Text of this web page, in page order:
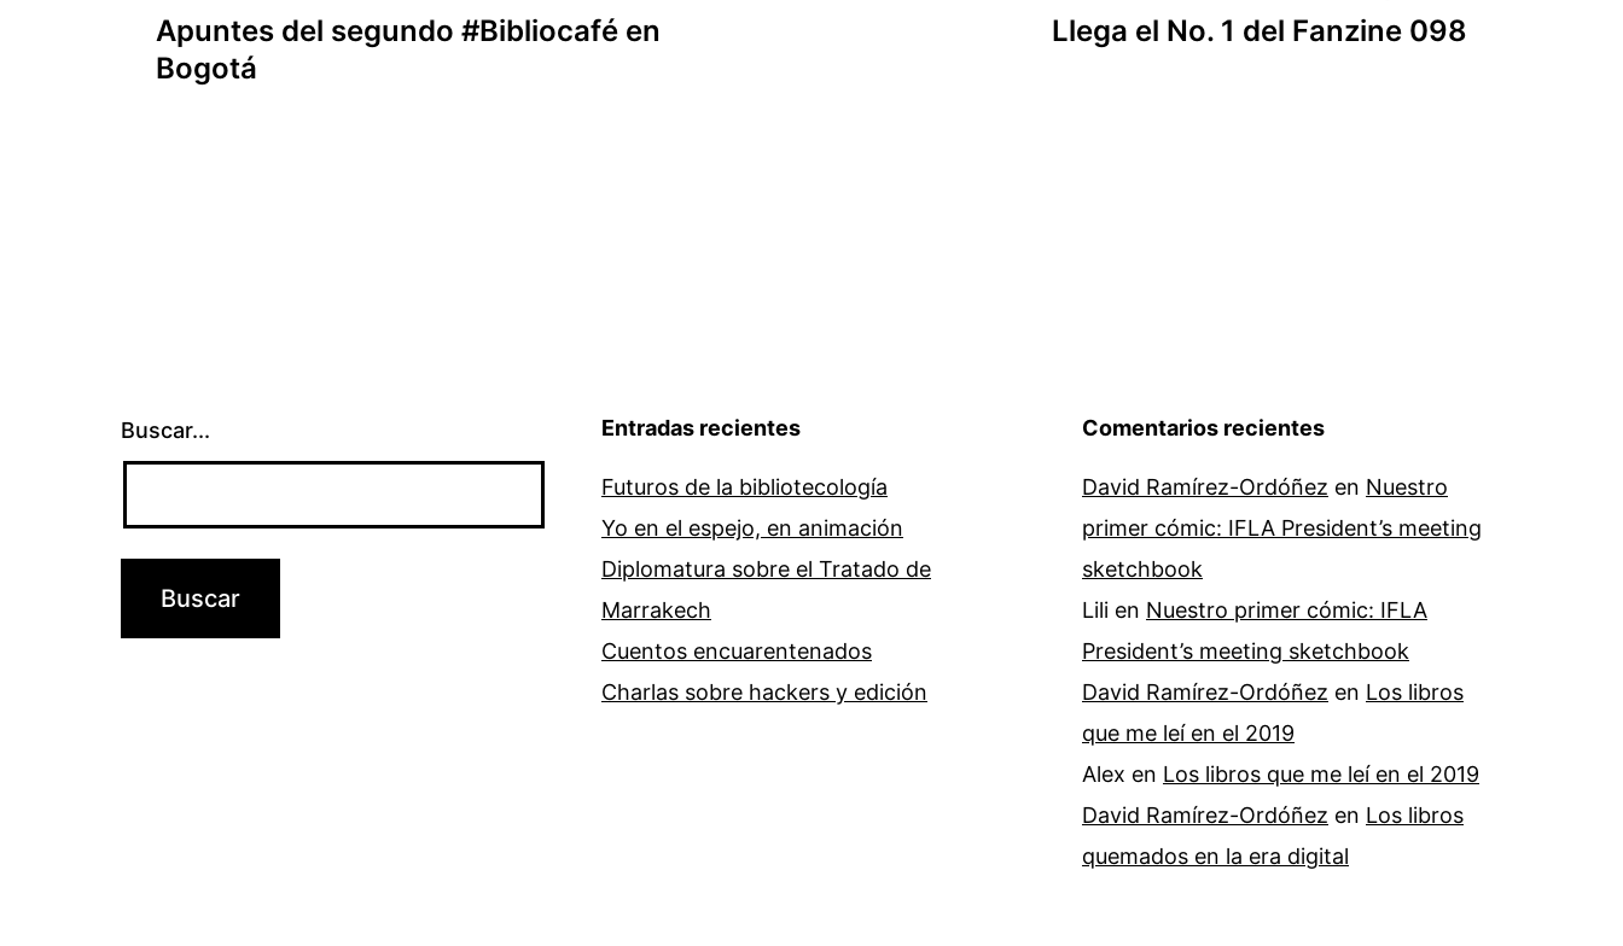
de
Apuntes del segundo #Bibliocafé en
Bogotá
Llega el No. 1 del Fanzine 098
Buscar... Entradas recientes
Futuros de la bibliotecología
Yo en el espejo, en animación
Diplomatura sobre el Tratado de
Marrakech
Cuentos encuarentenados
Charlas sobre hackers y edición
Comentarios recientes
David Ramírez-Ordóñez en Nuestro
primer cómic: IFLA President’s meeting
sketchbook
Lili en Nuestro primer cómic: IFLA
President’s meeting sketchbook
David Ramírez-Ordóñez en Los libros
que me leí en el 2019
Alex en Los libros que me leí en el 2019
David Ramírez-Ordóñez en Los libros
quemados en la era digital